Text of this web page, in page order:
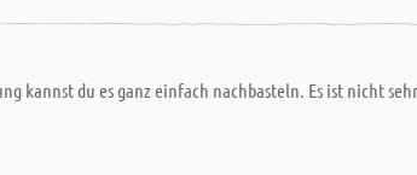
kannst du es ganz einfach nachbasteln. Es ist nicht